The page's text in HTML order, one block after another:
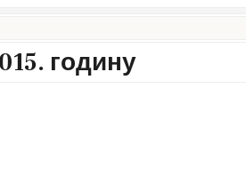
годину